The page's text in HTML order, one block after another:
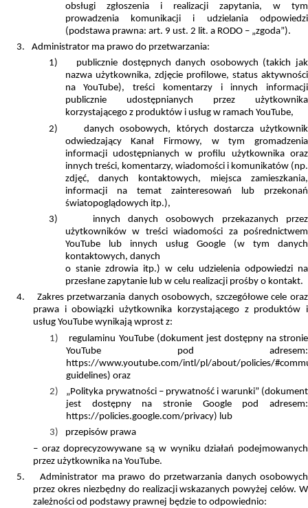
obsługi zgłoszenia i realizacji zapytania, w tym
prowadzenia komunikacji i udzielania odpowiedzi
(podstawa prawna: art. 9 ust. 2 lit. a RODO – „zgoda”).
3.
Administrator ma prawo do przetwarzania:
1)
publicznie dostępnych danych osobowych (takich jak
nazwa użytkownika, zdjęcie profilowe, status aktywności
na YouTube), treści komentarzy i innych informacji
publicznie udostępnianych przez użytkownika
korzystającego z produktów i usług w ramach YouTube,
2)
danych osobowych, których dostarcza użytkownik
odwiedzający Kanał Firmowy, w tym gromadzenia
informacji udostępnianych w profilu użytkownika oraz
innych treści, komentarzy, wiadomości i komunikatów (np.
zdjęć, danych kontaktowych, miejsca zamieszkania,
informacji na temat zainteresowań lub przekonań
światopoglądowych itp.),
3)
innych danych osobowych przekazanych przez
użytkowników w treści wiadomości za pośrednictwem
YouTube lub innych usług Google (w tym danych
kontaktowych, danych
o stanie zdrowia itp.) w celu udzielenia odpowiedzi na
przesłane zapytanie lub w celu realizacji prośby o kontakt.
4.
Zakres przetwarzania danych osobowych, szczegółowe cele oraz
prawa i obowiązki użytkownika korzystającego z produktów i
usług YouTube wynikają wprost z:
1)
regulaminu YouTube (dokument jest dostępny na stronie
YouTube pod adresem:
https://www.youtube.com/intl/pl/about/policies/
guidelines) oraz
2)
„Polityka prywatności – prywatność i warunki” (dokument
jest dostępny na stronie Google pod adresem:
https://policies.google.com/privacy) lub
3)
przepisów prawa
– oraz doprecyzowywane są w wyniku działań podejmowanych
przez użytkownika na YouTube.
5.
Administrator ma prawo do przetwarzania danych osobowych
przez okres niezbędny do realizacji wskazanych powyżej celów. W
zależności od podstawy prawnej będzie to odpowiednio: